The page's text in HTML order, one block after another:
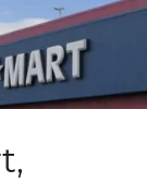
viele
Supermarkt
außer